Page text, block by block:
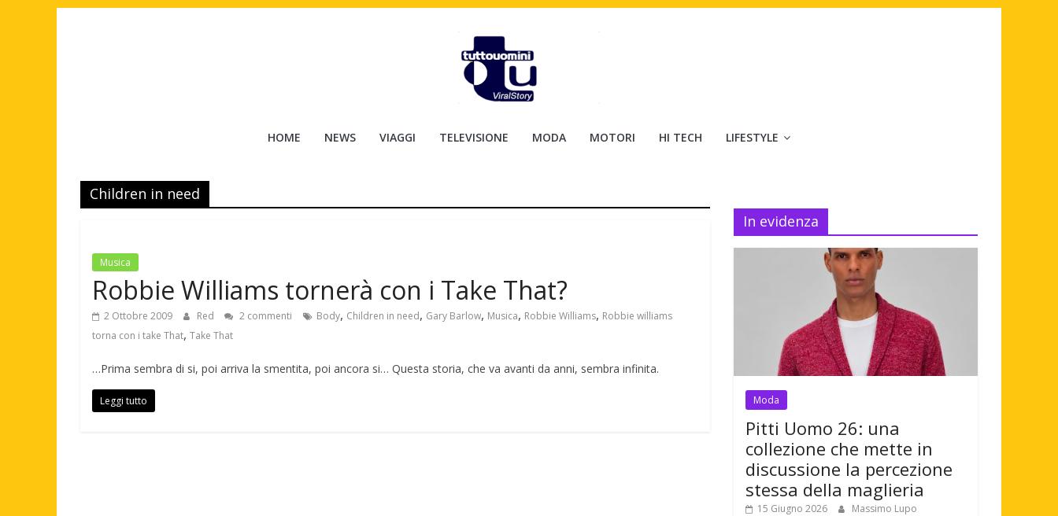
Tuttouomini
Cinema,
Motori,
news
maschile
HOME NEWS VIAGGI TELEVISIONE MODA MOTORI HI TECH LIFESTYLE
Children in need
Musica
Robbie Williams tornerà con i Take That?
2 Ottobre 2009 Red 2 commenti Body, Children in need, Gary Barlow, Musica, Robbie Williams, Robbie williams
torna con i take That, Take That
…Prima sembra di si, poi arriva la smentita, poi ancora si… Questa storia, che va avanti da anni, sembra infinita.
Leggi tutto
In evidenza
Moda
Pitti Uomo 26: una
collezione che mette in
discussione la percezione
stessa della maglieria
15 Giugno 2026 Massimo Lupo